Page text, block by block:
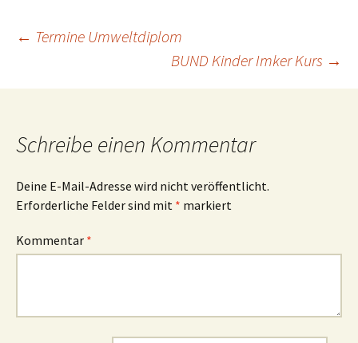
Beitrags-
Navigation
← Termine Umweltdiplom
BUND Kinder Imker Kurs →
Schreibe einen Kommentar
Deine E-Mail-Adresse wird nicht veröffentlicht.
Erforderliche Felder sind mit * markiert
Kommentar *